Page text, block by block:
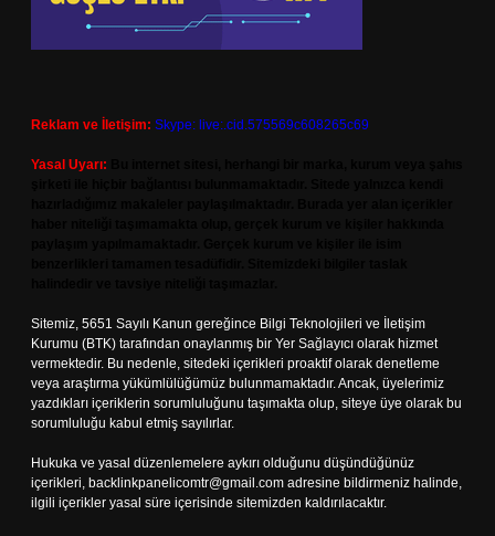
Reklam ve İletişim: Skype: live:.cid.575569c608265c69
Yasal Uyarı:
Sitemiz, 5651 Sayılı Kanun gereğince Bilgi Teknolojileri ve İletişim
Kurumu (BTK) tarafından onaylanmış bir Yer Sağlayıcı olarak hizmet
vermektedir. Bu nedenle, sitedeki içerikleri proaktif olarak denetleme
veya araştırma yükümlülüğümüz bulunmamaktadır. Ancak, üyelerimiz
yazdıkları içeriklerin sorumluluğunu taşımakta olup, siteye üye olarak bu
sorumluluğu kabul etmiş sayılırlar.
Hukuka ve yasal düzenlemelere aykırı olduğunu düşündüğünüz
içerikleri, backlinkpanelicomtr@gmail.com adresine bildirmeniz halinde,
ilgili içerikler yasal süre içerisinde sitemizden kaldırılacaktır.